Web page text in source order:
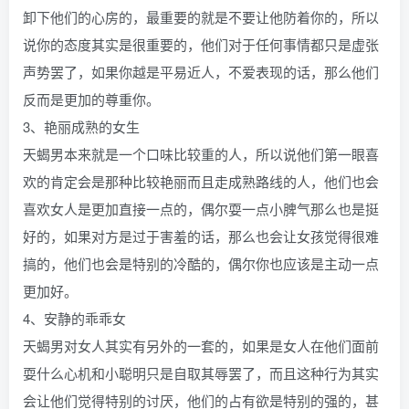
卸下他们的心房的，最重要的就是不要让他防着你的，所以
说你的态度其实是很重要的，他们对于任何事情都只是虚张
声势罢了，如果你越是平易近人，不爱表现的话，那么他们
反而是更加的尊重你。
3、艳丽成熟的女生
天蝎男本来就是一个口味比较重的人，所以说他们第一眼喜
欢的肯定会是那种比较艳丽而且走成熟路线的人，他们也会
喜欢女人是更加直接一点的，偶尔耍一点小脾气那么也是挺
好的，如果对方是过于害羞的话，那么也会让女孩觉得很难
搞的，他们也会是特别的冷酷的，偶尔你也应该是主动一点
更加好。
4、安静的乖乖女
天蝎男对女人其实有另外的一套的，如果是女人在他们面前
耍什么心机和小聪明只是自取其辱罢了，而且这种行为其实
会让他们觉得特别的讨厌，他们的占有欲是特别的强的，甚